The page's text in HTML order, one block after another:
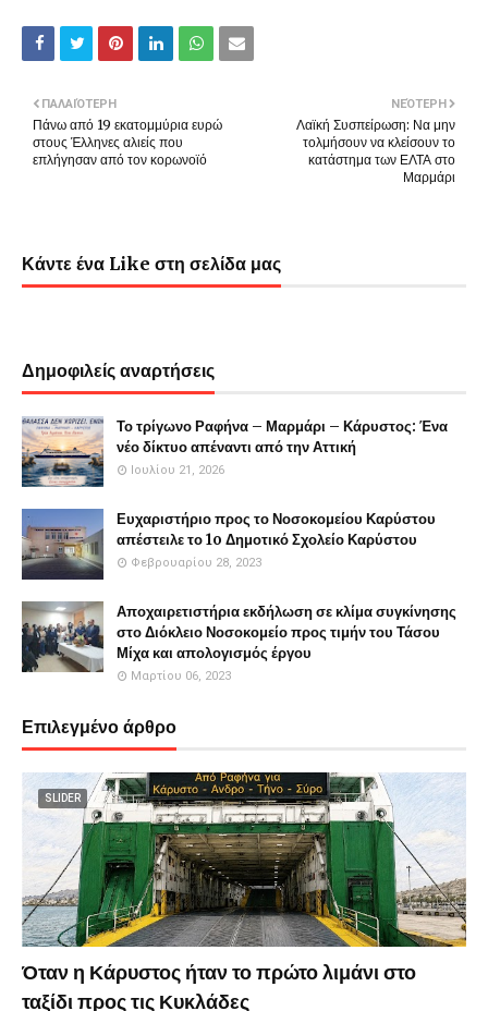
ΝΕΌΤΕΡΗ
Λαϊκή Συσπείρωση: Να μην
τολμήσουν να κλείσουν το
κατάστημα των ΕΛΤΑ στο
Μαρμάρι
ΠΑΛΑΙΌΤΕΡΗ
Πάνω από 19 εκατομμύρια ευρώ
στους Έλληνες αλιείς που
επλήγησαν από τον κορωνοϊό
Κάντε ένα Like στη σελίδα μας
Δημοφιλείς αναρτήσεις
Το τρίγωνο Ραφήνα – Μαρμάρι – Κάρυστος: Ένα
νέο δίκτυο απέναντι από την Αττική
Ιουλίου 21, 2026
Ευχαριστήριο προς το Νοσοκομείου Καρύστου
απέστειλε το 1o Δημοτικό Σχολείο Καρύστου
Φεβρουαρίου 28, 2023
Αποχαιρετιστήρια εκδήλωση σε κλίμα συγκίνησης
στο Διόκλειο Νοσοκομείο προς τιμήν του Τάσου
Μίχα και απολογισμός έργου
Μαρτίου 06, 2023
Επιλεγμένο άρθρο
SLIDER
Όταν η Κάρυστος ήταν το πρώτο λιμάνι στο
ταξίδι προς τις Κυκλάδες